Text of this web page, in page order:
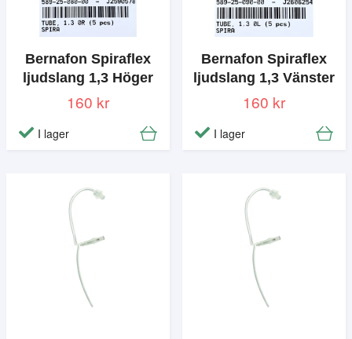
Bernafon Spiraflex
ljudslang 1,3 Höger
160 kr
I lager
Bernafon Spiraflex
ljudslang 1,3 Vänster
160 kr
I lager